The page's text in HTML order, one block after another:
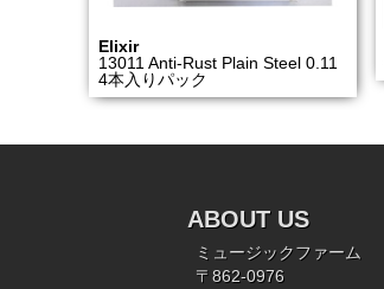
Elixir
13011 Anti-Rust Plain Steel 0.11
4本入りパック
ABOUT US
ミュージックファーム
〒862-0976